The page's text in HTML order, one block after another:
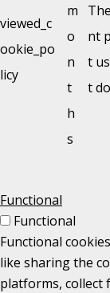
viewed_c
ookie_po
licy
m
o
n
t
h
s
nt
t
t
Functional
Functional
Functional
like sharing the
platforms, collect